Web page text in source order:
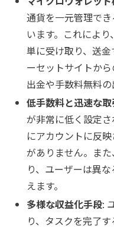
通貨を一元管理で
います。これによ
単に受け取り、送
ーセットサイトか
出金や手数料無料の
低手数料と迅速な取
が非常に低く設定
にアカウントに反
がありません。ま
り、ユーザーは異
えます。
多様な収益化手段:
り、タスクを完了